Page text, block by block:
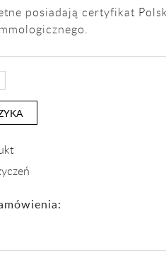
posiadają certyfikat